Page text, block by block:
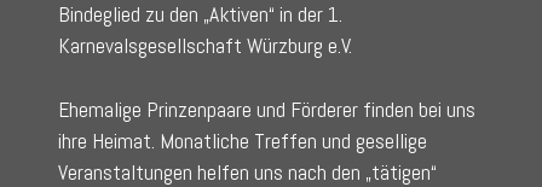
Bindeglied zu den „Aktiven“ in der 1.
Karnevalsgesellschaft Würzburg e.V.
Ehemalige Prinzenpaare und Förderer finden bei uns
ihre Heimat. Monatliche Treffen und gesellige
Veranstaltungen helfen uns nach den „tätigen“